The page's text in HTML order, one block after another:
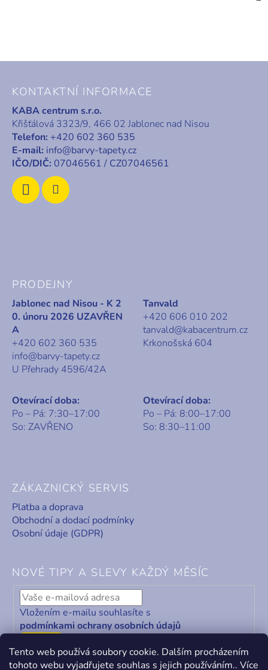
Tento web používá soubory cookie. Dalším procházením
tohoto webu vyjadřujete souhlas s jejich používáním.. Více
KONTAKTNÍ INFORMACE
KABA centrum s.r.o.
Křišťálová 3323/9, 466 02 Jablonec nad Nisou
Telefon: +420 602 360 535
E-mail: info@barvy-tapety.cz
IČO/DIČ: 07046561 / CZ07046561
PRODEJNY
Jablonec nad Nisou - K 2
0. únoru 2026 UZAVŘEN
A
+420 602 360 535
info@barvy-tapety.cz
U Přehrady 4596/42A
Tanvald
+420 606 010 202
tanvald@kabacentrum.cz
Krkonošská 604
Otevírací doba:
Po – Pá: 7:30–17:00
So: ZAVŘENO
Otevírací doba:
Po – Pá: 8:00–17:00
So: 8:30–11:00
ZÁKAZNICKÝ SERVIS
Platba a doprava
Obchodní a dodací podmínky
Osobní údaje (GDPR)
NOVÉ TIPY A SLEVY KAŽDÝ MĚSÍC
Vložením e-mailu souhlasíte s
podmínkami ochrany osobních údajů
ODEBÍRAT